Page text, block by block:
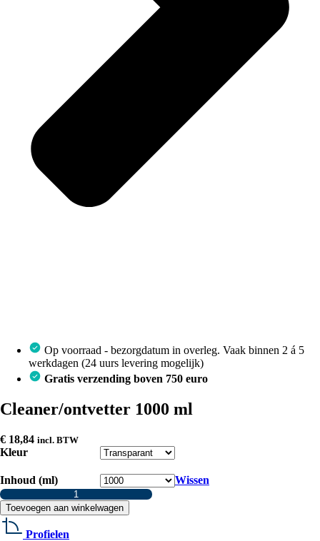
Op voorraad - bezorgdatum in overleg. Vaak binnen 2 á 5
werkdagen (24 uurs levering mogelijk)
Gratis verzending boven 750 euro
Cleaner/ontvetter 1000 ml
€ 18,84 incl. BTW
Kleur
Inhoud (ml)
Wissen
Cleaner/ontvetter
1000
ml
aantal
Toevoegen aan winkelwagen
Profielen